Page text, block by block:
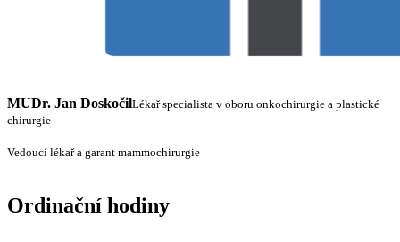
MUDr. Jan DoskočilLékař specialista v oboru onkochirurgie a plastické
chirurgie
Vedoucí lékař a garant mammochirurgie
Ordinační hodiny